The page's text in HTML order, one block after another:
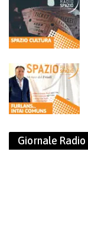
Giornale Radio